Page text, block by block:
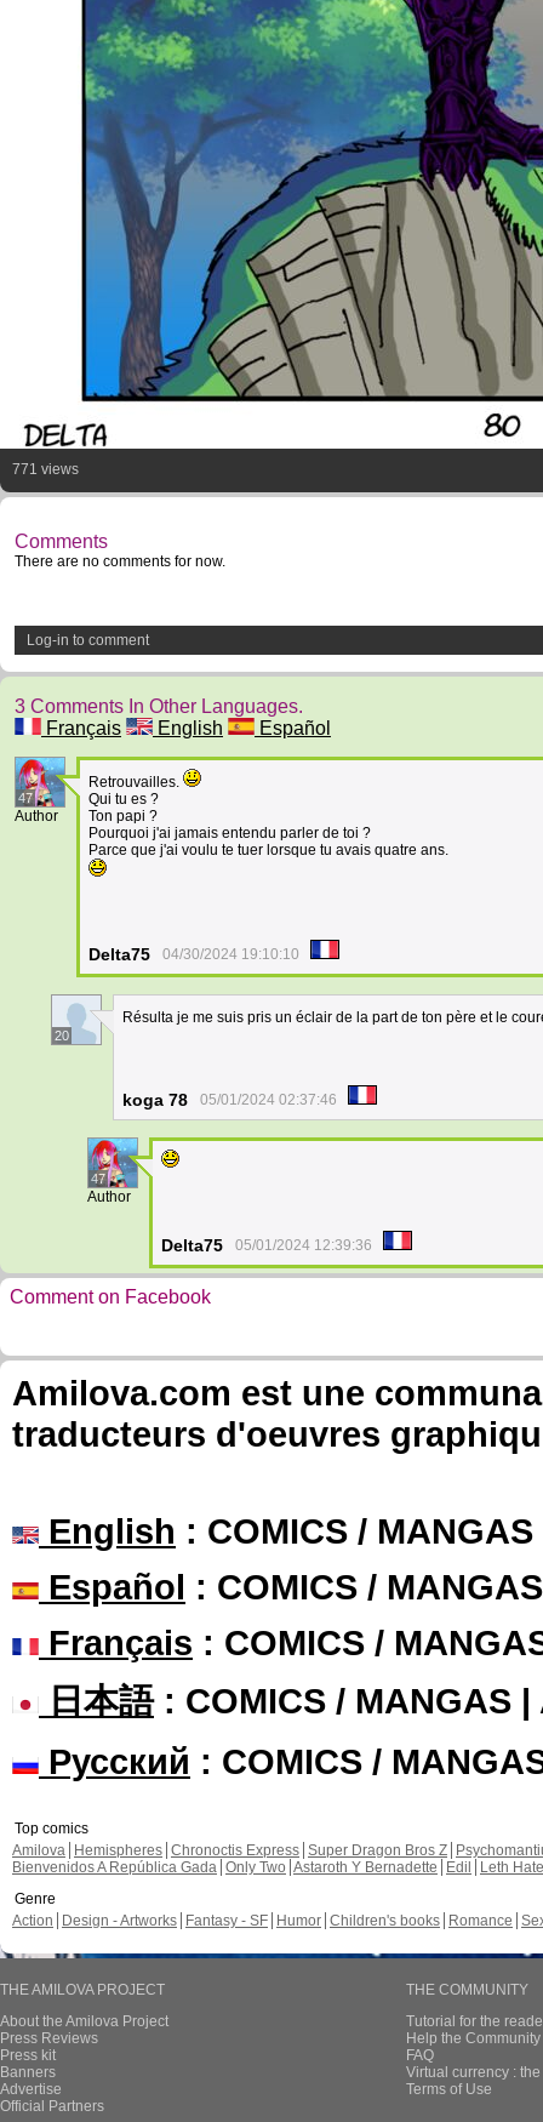
771 views
Comments
There are no comments for now.
Log-in to comment
3 Comments In Other Languages.
Français
English Español
47
Author
Retrouvailles.
Qui tu es ?
Ton papi ?
Pourquoi j'ai jamais entendu parler de toi ?
Parce que j'ai voulu te tuer lorsque tu avais quatre ans.
Delta75 04/30/2024 19:10:10
20
Résulta je me suis pris un éclair de la part de ton père et le
koga 78 05/01/2024 02:37:46
47
Author
Delta75 05/01/2024 12:39:36
Comment on Facebook
Amilova.com est une
traducteurs d'oeuvres
English : COMICS /
Español : COMICS /
Français : COMICS /
日本語: COMICS / MANGAS |
Русский : COMICS /
Top comics
Amilova
Hemispheres Chronoctis Express Super Dragon Bros Z
Bienvenidos A República Gada Only Two Astaroth Y Bernadette Edil
Leth Hate
Genre
Action
Design - Artworks Fantasy - SF Humor Children's books Romance
THE AMILOVA PROJECT
About the Amilova Project
Press Reviews
Press kit
Banners
Advertise
Official Partners
THE COMMUNITY
Tutorial for the
Help the
FAQ
Virtual currency :
Terms of Use